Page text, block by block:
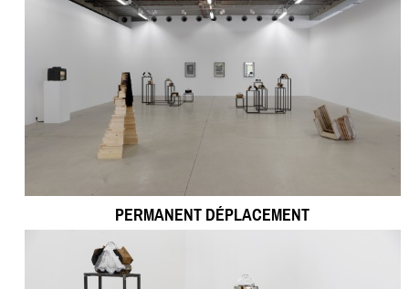
PERMANENT DÉPLACEMENT